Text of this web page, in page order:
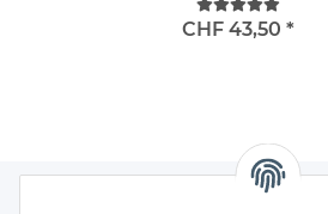
CHF 43,50 *